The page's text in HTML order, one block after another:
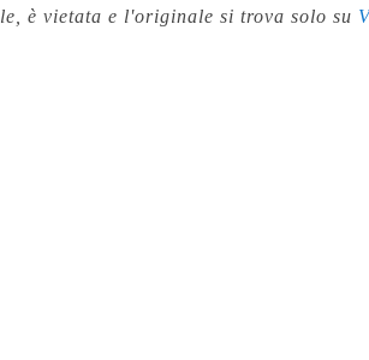
è vietata e l'originale si trova solo su